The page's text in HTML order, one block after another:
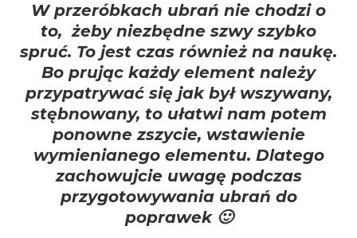
W przeróbkach ubrań nie chodzi o
to, żeby niezbędne szwy szybko
spruć. To jest czas również na naukę.
Bo prując każdy element należy
przypatrywać się jak był wszywany,
stębnowany, to ułatwi nam potem
ponowne zszycie, wstawienie
wymienianego elementu. Dlatego
zachowujcie uwagę podczas
przygotowywania ubrań do
poprawek 🙂